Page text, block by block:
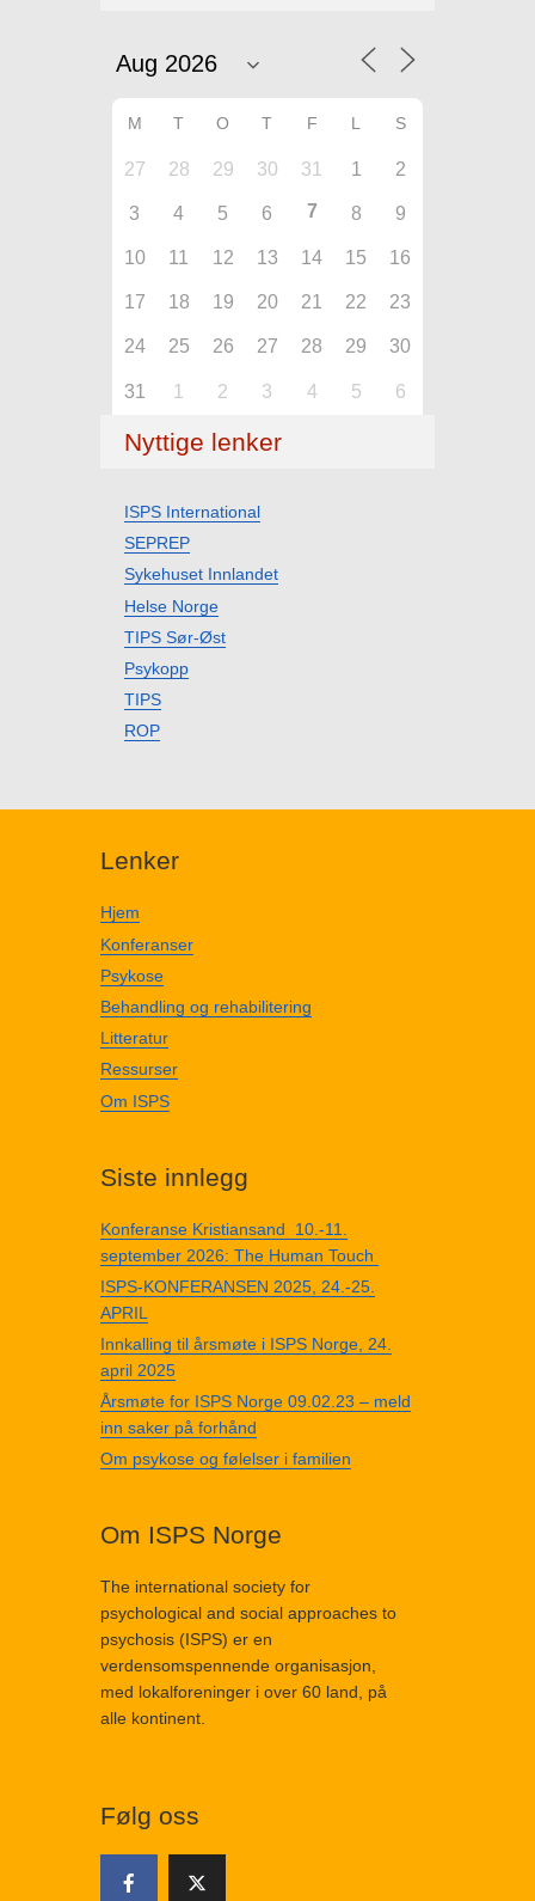
M T O T F L S
27 28 29 30 31 1 2
3 4 5 6 7 8 9
10 11 12 13 14 15 16
17 18 19 20 21 22 23
24 25 26 27 28 29 30
31 1 2 3 4 5 6
Nyttige lenker
ISPS International
SEPREP
Sykehuset Innlandet
Helse Norge
TIPS Sør-Øst
Psykopp
TIPS
ROP
Lenker
Hjem
Konferanser
Psykose
Behandling og rehabilitering
Litteratur
Ressurser
Om ISPS
Siste innlegg
Konferanse Kristiansand 10.-11.
september 2026: The Human Touch
ISPS-KONFERANSEN 2025, 24.-25.
APRIL
Innkalling til årsmøte i ISPS Norge, 24.
april 2025
Årsmøte for ISPS Norge 09.02.23 – meld
inn saker på forhånd
Om psykose og følelser i familien
Om ISPS Norge
The international society for
psychological and social approaches to
psychosis (ISPS) er en
verdensomspennende organisasjon,
med lokalforeninger i over 60 land, på
alle kontinent.
Følg oss